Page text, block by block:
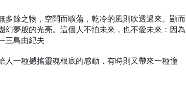
多餘之物，空闊而曠蕩，乾冷的風則吹透過來。顯而
夢般的光亮。這個人不怕未來，也不愛未來：因為
三島由紀夫
人一種撼搖靈魂根底的感動，有時則又帶來一種憧